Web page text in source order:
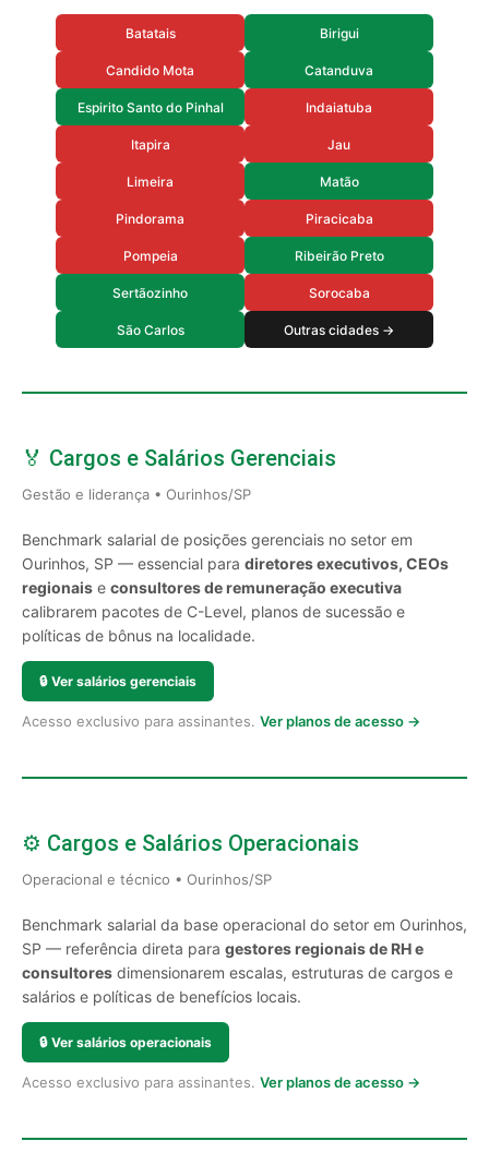
Batatais Birigui
Candido Mota Catanduva
Espirito Santo do Pinhal Indaiatuba
Itapira Jau
Limeira Matão
Pindorama Piracicaba
Pompeia Ribeirão Preto
Sertãozinho Sorocaba
São Carlos Outras cidades →
🏅 Cargos e Salários Gerenciais
Gestão e liderança • Ourinhos/SP
Benchmark salarial de posições gerenciais no setor em
Ourinhos, SP — essencial para diretores executivos, CEOs
regionais e consultores de remuneração executiva
calibrarem pacotes de C-Level, planos de sucessão e
políticas de bônus na localidade.
🔒 Ver salários gerenciais
Acesso exclusivo para assinantes. Ver planos de acesso →
⚙️ Cargos e Salários Operacionais
Operacional e técnico • Ourinhos/SP
Benchmark salarial da base operacional do setor em Ourinhos,
SP — referência direta para gestores regionais de RH e
consultores dimensionarem escalas, estruturas de cargos e
salários e políticas de benefícios locais.
🔒 Ver salários operacionais
Acesso exclusivo para assinantes. Ver planos de acesso →